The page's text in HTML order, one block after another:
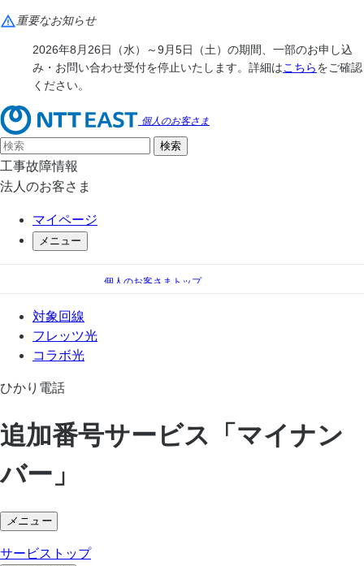
重要なお知らせ
2026年8月26日（水）～9月5日（土）の期間、一部のお申し込
み・お問い合わせ受付を停止いたします。詳細はこちらをご確認
ください。
個人のお客さま
工事故障情報
法人のお客さま
マイページ
メニュー
個人のお客さまトップ
電話
対象回線
フレッツ光
コラボ光
ひかり電話
追加番号サービス「マイナン
バー」
メニュー
サービストップ